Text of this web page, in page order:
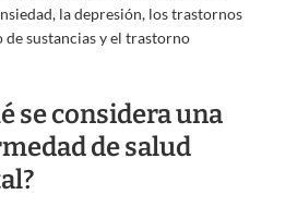
la depresión, los trastornos
de sustancias y el trastorno
se considera una
de salud